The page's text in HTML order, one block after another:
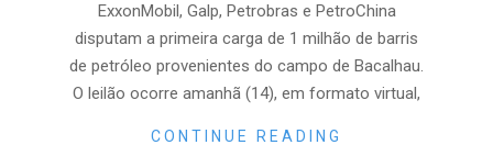
ExxonMobil, Galp, Petrobras e PetroChina
disputam a primeira carga de 1 milhão de barris
de petróleo provenientes do campo de Bacalhau.
O leilão ocorre amanhã (14), em formato virtual,
CONTINUE READING